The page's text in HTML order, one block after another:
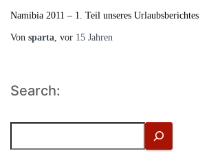
Namibia 2011 – 1. Teil unseres Urlaubsberichtes
Von sparta, vor 15 Jahren
Search: